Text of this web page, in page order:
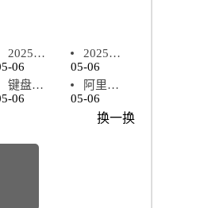
看[打印
设置在
里]快速
06
全民k歌
极速版安
装与使用
05-06
2025年
06
app权限
与安全快
05-06
换一换